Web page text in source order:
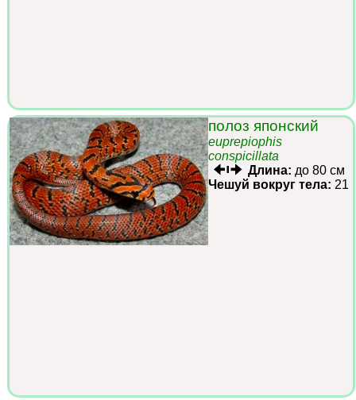
полоз японский
euprepiophis
conspicillata
Длина: до 80 см
Чешуй вокруг тела: 21